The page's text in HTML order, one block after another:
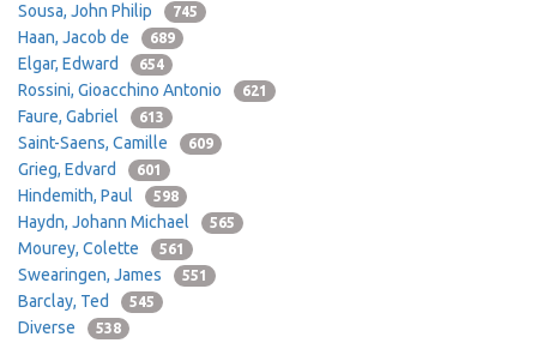
Sousa, John Philip 745
Haan, Jacob de 689
Elgar, Edward 654
Rossini, Gioacchino Antonio 621
Faure, Gabriel 613
Saint-Saens, Camille 609
Grieg, Edvard 601
Hindemith, Paul 598
Haydn, Johann Michael 565
Mourey, Colette 561
Swearingen, James 551
Barclay, Ted 545
Diverse 538